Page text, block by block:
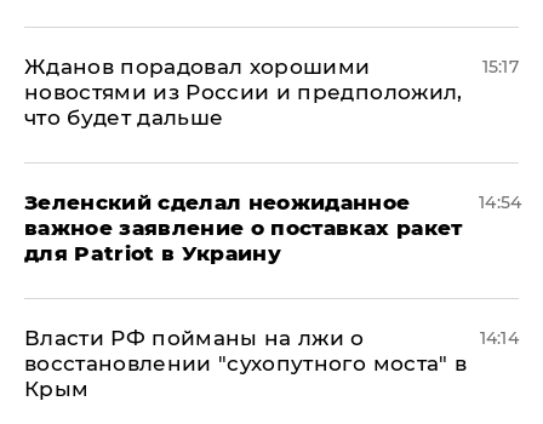
Жданов порадовал хорошими
новостями из России и предположил,
что будет дальше
15:17
Зеленский сделал неожиданное
важное заявление о поставках ракет
для Patriot в Украину
14:54
Власти РФ пойманы на лжи о
восстановлении "сухопутного моста" в
Крым
14:14